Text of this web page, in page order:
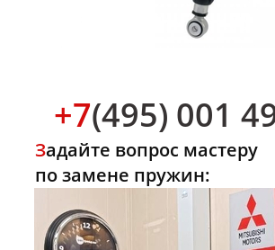
+7(495) 001
Задайте вопрос мастеру
по замене пружин: